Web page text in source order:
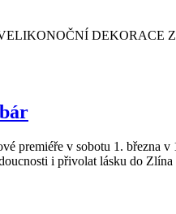
DEKORACE
premiéře v sobotu 1. března
i přivolat lásku do